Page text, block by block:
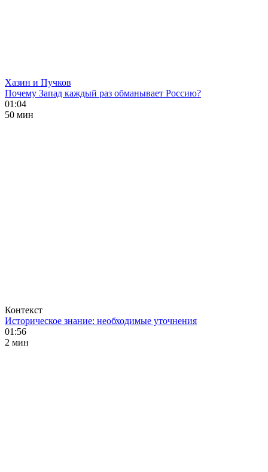
Хазин и Пучков
Почему Запад каждый раз обманывает Россию?
01:04
50 мин
Контекст
Историческое знание: необходимые уточнения
01:56
2 мин